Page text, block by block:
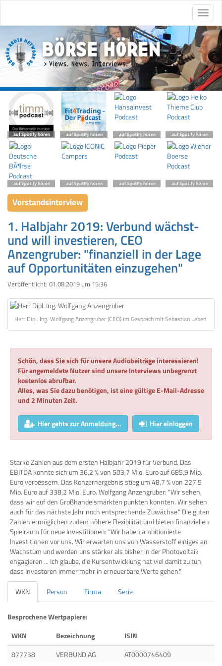
Vorstandsinterview
1. Halbjahr 2019: Verbund wächst-
und will investieren, CEO
Anzengruber: "finanziell in der Lage
auf Opportunitäten einzugehen"
Veröffentlicht: 01.08.2019 um 15:36
Herr Dipl. Ing. Wolfgang Anzengruber (CEO) im Gespräch mit Sebastian Leben
Schön, dass Sie sich für unsere Audiobeiträge interessieren!
Für angemeldete Nutzer sind unsere Interviews unbegrenzt
kostenlos abrufbar.
Alles, was Sie dazu benötigen, ist eine gültige E-Mail-Adresse
und 2 Minuten Zeit.
Hier gehts zur Anmeldung... Hier einloggen
Starke Zahlen aus dem ersten Halbjahr 2019 für Verbund. Das
EBITDA konnte sich um 36,2 % von 503,7 Mio. Euro auf 685,9 Mio.
Euro verbessern. Das Konzernergebnis stieg um 48,7 % von 227,5
Mio. Euro auf 338,2 Mio. Euro. Wolfgang Anzengruber: "Wir sehen,
dass wir auf den Großhandelsmärkten punkten konnten. Wir sehen
auch für das nächste Jahr noch entsprechende Zuwächse." Die guten
Zahlen ermöglichen zudem höhere Flexibilität und bieten finanziellen
Spielraum für neue Investitionen: "Wir haben ambitionierte
Investitionen vor uns. Wir erwarten uns von Wasserstoff einiges an
Wachstum und werden uns stärker als bisher in der Photovoltaik
engagieren ... Ich glaube, die Kursentwicklung hat viel damit zu tun,
dass Investoren immer mehr in erneuerbare Werte gehen."
WKN
Person Firma Serie
Besprochene Wertpapiere:
WKN
Bezeichnung
ISIN
877738
VERBUND AG AT0000746409